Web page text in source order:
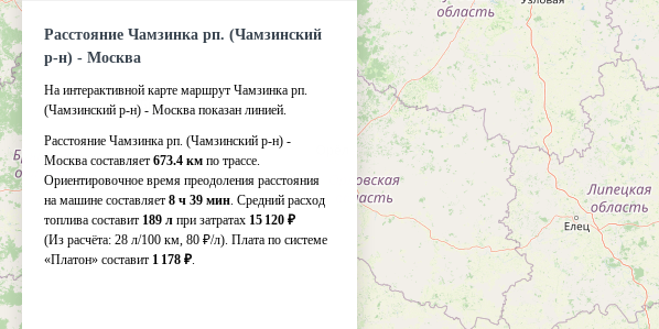
Расстояние Чамзинка рп. (Чамзинский
р-н) - Москва
На интерактивной карте маршрут Чамзинка рп.
(Чамзинский р-н) - Москва показан линией.
Расстояние Чамзинка рп. (Чамзинский р-н) -
Москва составляет 673.4 км по трассе.
Ориентировочное время преодоления расстояния
на машине составляет 8 ч 39 мин. Средний расход
топлива составит 189 л при затратах 15 120 ₽
(Из расчёта: 28 л/100 км, 80 ₽/л). Плата по системе
«Платон» составит 1 178 ₽.